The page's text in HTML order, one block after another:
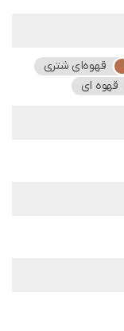
قهوه‌ای شتری
قهوه ای